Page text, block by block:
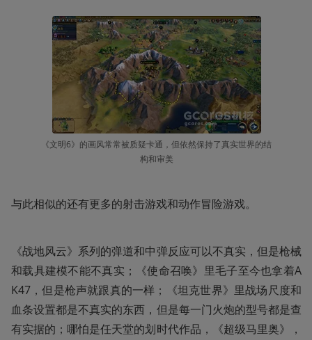
《文明6》的画风常常被质疑卡通，但依然保持了真实世界的结
构和审美
与此相似的还有更多的射击游戏和动作冒险游戏。
《战地风云》系列的弹道和中弹反应可以不真实，但是枪械
和载具建模不能不真实；《使命召唤》里毛子至今也拿着A
K47，但是枪声就跟真的一样；《坦克世界》里战场尺度和
血条设置都是不真实的东西，但是每一门火炮的型号都是查
有实据的；哪怕是任天堂的划时代作品，《超级马里奥》，